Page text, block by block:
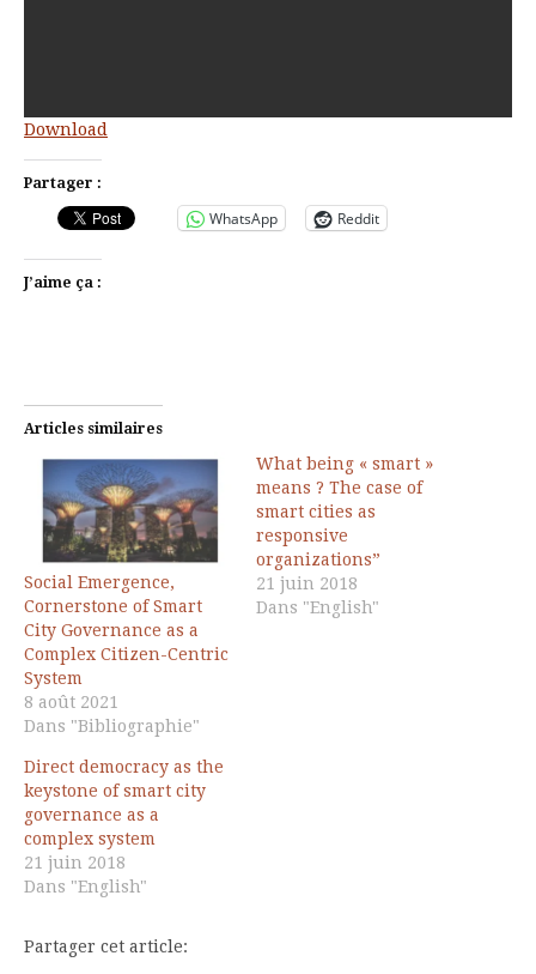
Download
Partager :
WhatsApp Reddit
J’aime ça :
Articles similaires
Social Emergence,
Cornerstone of Smart
City Governance as a
Complex Citizen-Centric
System
8 août 2021
Dans "Bibliographie"
What being « smart »
means ? The case of
smart cities as
responsive
organizations”
21 juin 2018
Dans "English"
Direct democracy as the
keystone of smart city
governance as a
complex system
21 juin 2018
Dans "English"
Partager cet article: